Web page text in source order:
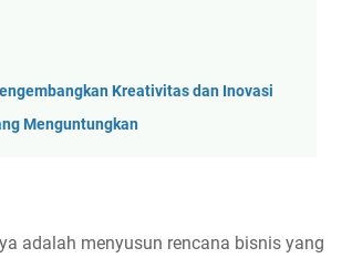
Kreativitas dan Inovasi
Menguntungkan
adalah menyusun rencana bisnis yang